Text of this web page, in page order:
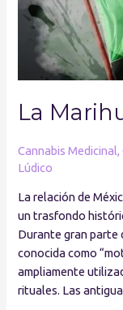
La
Cannabis Medicinal,
Lúdico
La relación de
un trasfondo
Durante gran parte
conocida como
ampliamente
rituales. Las